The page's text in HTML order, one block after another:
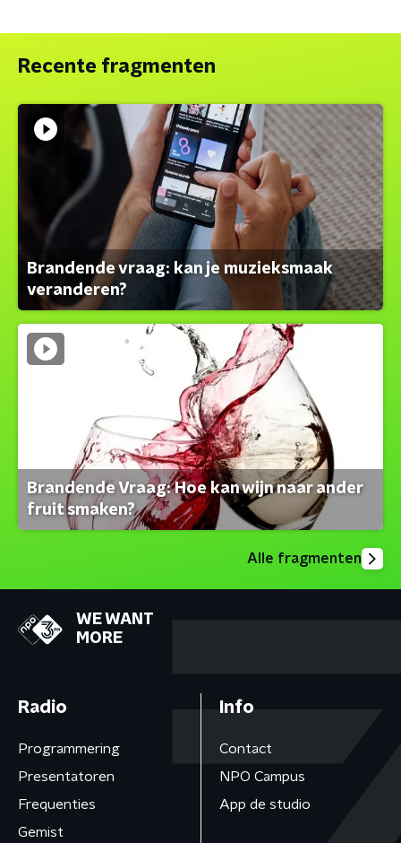
Recente fragmenten
Brandende vraag: kan je muzieksmaak
veranderen?
Brandende Vraag: Hoe kan wijn naar ander
fruit smaken?
Alle fragmenten
WE WANT
MORE
Radio
Programmering
Presentatoren
Frequenties
Gemist
Info
Contact
NPO Campus
App de studio